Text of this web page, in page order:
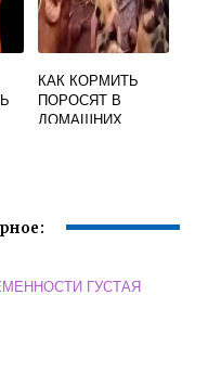
КАК КОРМИТЬ
ПОРОСЯТ В
ДОМАШНИХ
ГУСТАЯ